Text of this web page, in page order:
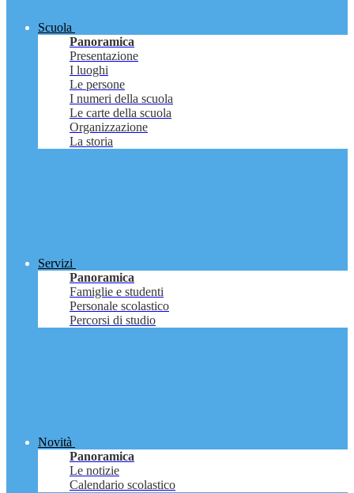
Scuola
Panoramica
Presentazione
I luoghi
Le persone
I numeri della scuola
Le carte della scuola
Organizzazione
La storia
Servizi
Panoramica
Famiglie e studenti
Personale scolastico
Percorsi di studio
Novità
Panoramica
Le notizie
Calendario scolastico